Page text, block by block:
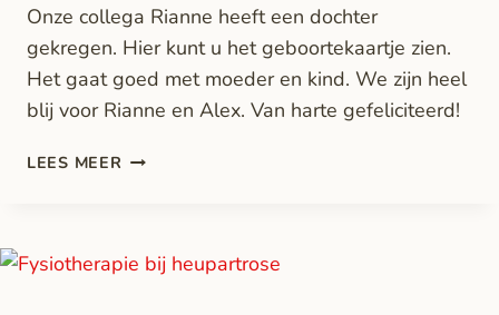
Onze collega Rianne heeft een dochter
gekregen. Hier kunt u het geboortekaartje zien.
Het gaat goed met moeder en kind. We zijn heel
blij voor Rianne en Alex. Van harte gefeliciteerd!
LEES MEER